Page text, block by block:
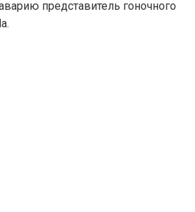
представитель гоночного